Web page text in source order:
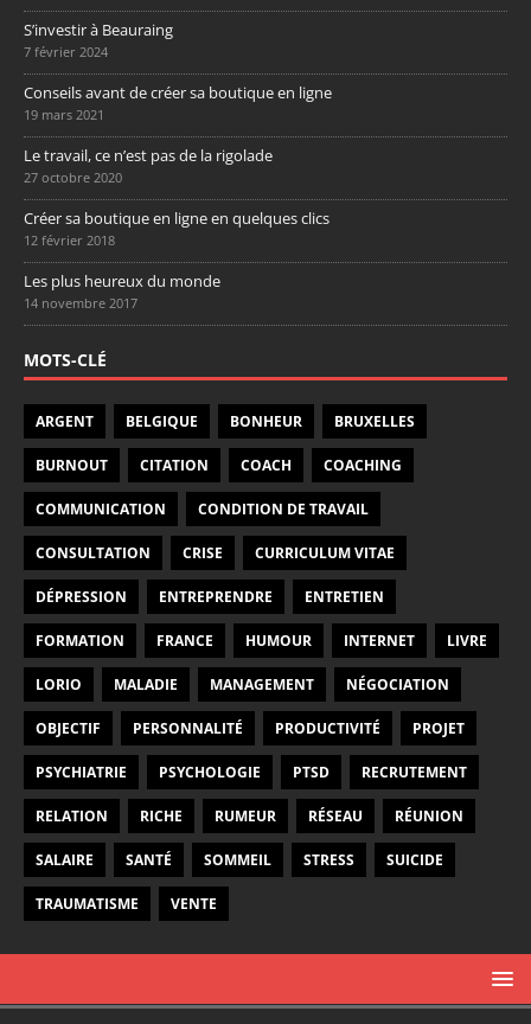
S’investir à Beauraing
7 février 2024
Conseils avant de créer sa boutique en ligne
19 mars 2021
Le travail, ce n’est pas de la rigolade
27 octobre 2020
Créer sa boutique en ligne en quelques clics
12 février 2018
Les plus heureux du monde
14 novembre 2017
MOTS-CLÉ
ARGENT BELGIQUE BONHEUR BRUXELLES
BURNOUT CITATION COACH COACHING
COMMUNICATION CONDITION DE TRAVAIL
CONSULTATION CRISE CURRICULUM VITAE
DÉPRESSION ENTREPRENDRE ENTRETIEN
FORMATION FRANCE HUMOUR INTERNET LIVRE
LORIO MALADIE MANAGEMENT NÉGOCIATION
OBJECTIF PERSONNALITÉ PRODUCTIVITÉ PROJET
PSYCHIATRIE PSYCHOLOGIE PTSD RECRUTEMENT
RELATION RICHE RUMEUR RÉSEAU RÉUNION
SALAIRE SANTÉ SOMMEIL STRESS SUICIDE
TRAUMATISME VENTE